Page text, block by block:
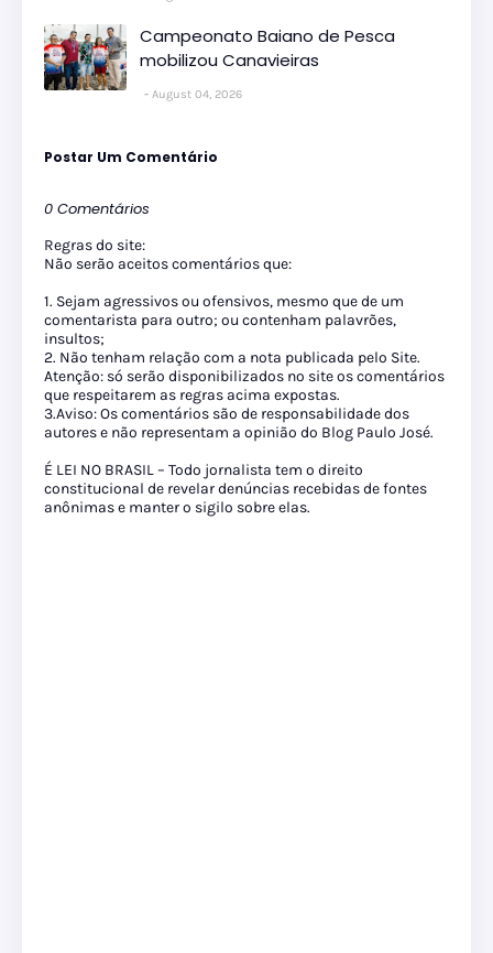
Campeonato Baiano de Pesca
mobilizou Canavieiras
August 04, 2026
Postar Um Comentário
0 Comentários
Regras do site:
Não serão aceitos comentários que:
1. Sejam agressivos ou ofensivos, mesmo que de um
comentarista para outro; ou contenham palavrões,
insultos;
2. Não tenham relação com a nota publicada pelo Site.
Atenção: só serão disponibilizados no site os comentários
que respeitarem as regras acima expostas.
3.Aviso: Os comentários são de responsabilidade dos
autores e não representam a opinião do Blog Paulo José.
É LEI NO BRASIL – Todo jornalista tem o direito
constitucional de revelar denúncias recebidas de fontes
anônimas e manter o sigilo sobre elas.